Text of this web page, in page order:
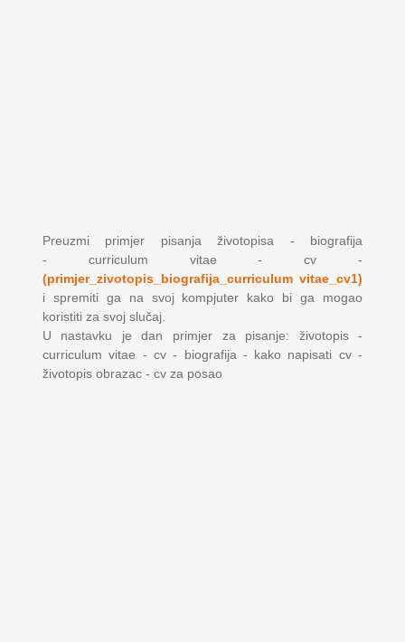
Preuzmi primjer pisanja životopisa - biografija
- curriculum vitae - cv -
(primjer_zivotopis_biografija_curriculum vitae_cv1)
i spremiti ga na svoj kompjuter kako bi ga mogao
koristiti za svoj slučaj.
U nastavku je dan primjer za pisanje: životopis -
curriculum vitae - cv - biografija - kako napisati cv -
životopis obrazac - cv za posao